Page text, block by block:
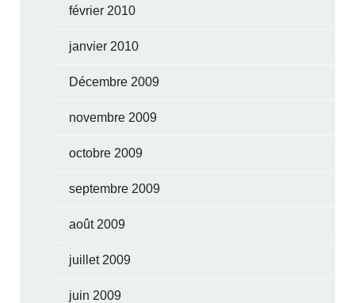
février 2010
janvier 2010
Décembre 2009
novembre 2009
octobre 2009
septembre 2009
août 2009
juillet 2009
juin 2009